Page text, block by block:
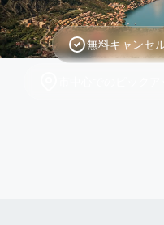
無料キャンセ